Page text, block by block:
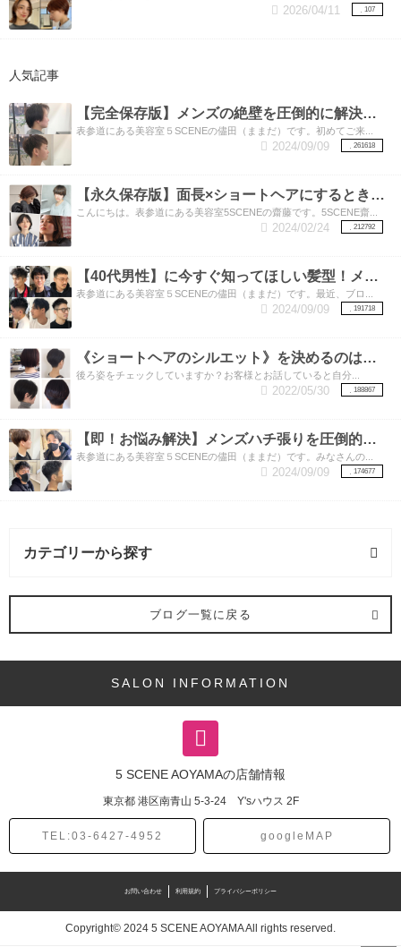
107
2026/04/11
人気記事
【完全保存版】メンズの絶壁を圧倒的に解決する3つの方法！絶壁とさようなら‼︎
表参道にある美容室５SCENEの儘田（ままだ）です。初めてご来...
261618
2024/09/09
【永久保存版】面長×ショートヘアにするときに注意してほしい3つのポイント！
こんにちは。表参道にある美容室5SCENEの齋藤です。5SCENE齋...
212792
2024/02/24
【40代男性】に今すぐ知ってほしい髪型！メンズカットの得意な表参道美容師が教えます。素敵な40代をおくるための髪型特集‼︎
表参道にある美容室５SCENEの儘田（ままだ）です。最近、ブロ...
191718
2024/09/09
《ショートヘアのシルエット》を決めるのは実は【襟足】！！いろいろな襟足のカットをご紹介
後ろ姿をチェックしていますか？お客様とお話していると自分...
188867
2022/05/30
【即！お悩み解決】メンズハチ張りを圧倒的に解消する方法はこちら！
表参道にある美容室５SCENEの儘田（ままだ）です。みなさんの...
174677
2024/09/09
カテゴリーから探す
バング (1記事)
ショート (12記事)
ミディアム (2記事)
パーマ (2記事)
オージュア (4記事)
ブログ一覧に戻る
SALON INFORMATION
5 SCENE AOYAMAの店舗情報
東京都 港区南青山 5-3-24 Y'sハウス 2F
TEL:03-6427-4952 googleMAP
お問い合わせ 利用規約 プライバシーポリシー
Copyright© 2024 5 SCENE AOYAMA All rights reserved.